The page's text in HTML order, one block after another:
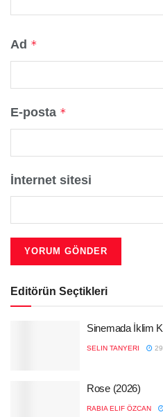
Ad *
E-posta *
İnternet sitesi
Editörün Seçtikleri
Sinemada İklim
SELIN TANYERI
Rose (2026)
RABIA ELIF ÖZCAN